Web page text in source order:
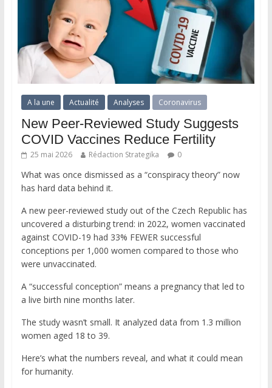
A la une Actualité Analyses Coronavirus
New Peer-Reviewed Study Suggests
COVID Vaccines Reduce Fertility
25 mai 2026 Rédaction Strategika 0
What was once dismissed as a “conspiracy theory” now
has hard data behind it.
A new peer-reviewed study out of the Czech Republic has
uncovered a disturbing trend: in 2022, women vaccinated
against COVID-19 had 33% FEWER successful
conceptions per 1,000 women compared to those who
were unvaccinated.
A “successful conception” means a pregnancy that led to
a live birth nine months later.
The study wasn’t small. It analyzed data from 1.3 million
women aged 18 to 39.
Here’s what the numbers reveal, and what it could mean
for humanity.